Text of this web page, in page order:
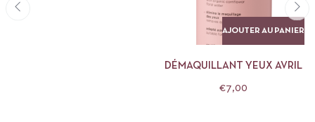
AJOUTER AU PANIER
DÉMAQUILLANT YEUX AVRIL
€7,00